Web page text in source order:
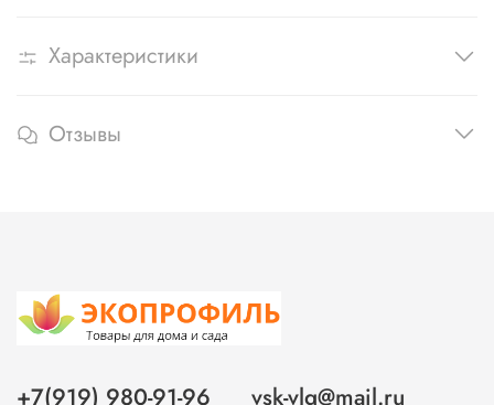
Характеристики
Отзывы
+7(919) 980-91-96 vsk-vlg@mail.ru